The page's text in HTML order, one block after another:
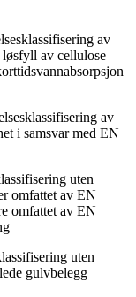
av
løsfyll av cellulose
av
i samsvar med EN
uten
omfattet av EN
omfattet av EN
uten
gulvbelegg